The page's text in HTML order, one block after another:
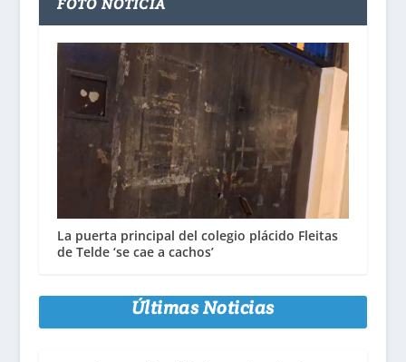
FOTO NOTICIA
La puerta principal del colegio plácido Fleitas
de Telde ‘se cae a cachos’
Últimas Noticias